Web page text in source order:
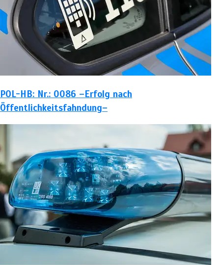
POL-HB: Nr.: 0086 –Erfolg nach
Öffentlichkeitsfahndung–